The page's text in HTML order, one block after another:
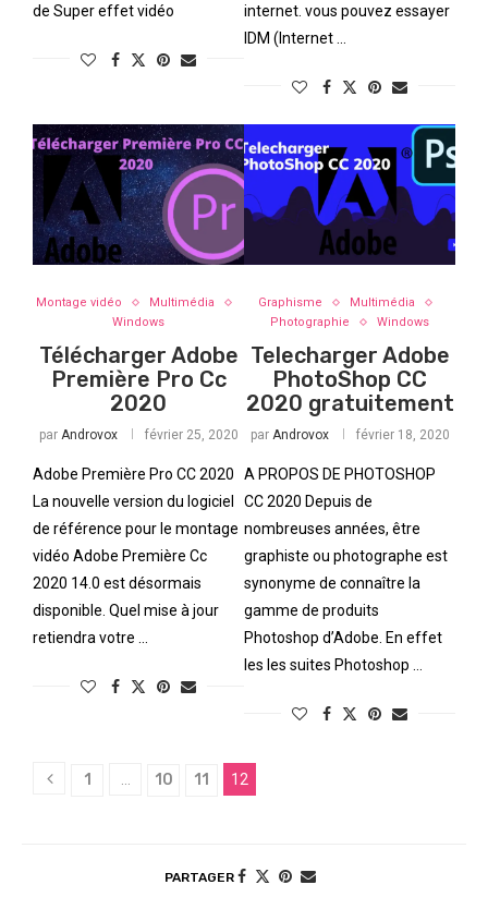
de Super effet vidéo
internet. vous pouvez essayer
IDM (Internet …
Montage vidéo
Multimédia
Windows
Télécharger Adobe
Première Pro Cc
2020
par Androvox février 25, 2020
Adobe Première Pro CC 2020
La nouvelle version du logiciel
de référence pour le montage
vidéo Adobe Première Cc
2020 14.0 est désormais
disponible. Quel mise à jour
retiendra votre …
Graphisme
Multimédia
Photographie
Windows
Telecharger Adobe
PhotoShop CC
2020 gratuitement
par Androvox février 18, 2020
A PROPOS DE PHOTOSHOP
CC 2020 Depuis de
nombreuses années, être
graphiste ou photographe est
synonyme de connaître la
gamme de produits
Photoshop d’Adobe. En effet
les les suites Photoshop …
1 10 11 12
PARTAGER